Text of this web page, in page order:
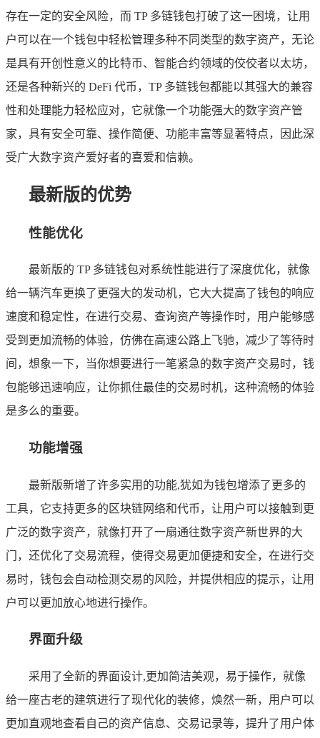
存在一定的安全风险，而 TP 多链钱包打破了这一困境，让用
户可以在一个钱包中轻松管理多种不同类型的数字资产，无论
是具有开创性意义的比特币、智能合约领域的佼佼者以太坊，
还是各种新兴的 DeFi 代币，TP 多链钱包都能以其强大的兼容
性和处理能力轻松应对，它就像一个功能强大的数字资产管
家，具有安全可靠、操作简便、功能丰富等显著特点，因此深
受广大数字资产爱好者的喜爱和信赖。
最新版的优势
性能优化
最新版的 TP 多链钱包对系统性能进行了深度优化，就像
给一辆汽车更换了更强大的发动机，它大大提高了钱包的响应
速度和稳定性，在进行交易、查询资产等操作时，用户能够感
受到更加流畅的体验，仿佛在高速公路上飞驰，减少了等待时
间，想象一下，当你想要进行一笔紧急的数字资产交易时，钱
包能够迅速响应，让你抓住最佳的交易时机，这种流畅的体验
是多么的重要。
功能增强
最新版新增了许多实用的功能,犹如为钱包增添了更多的
工具，它支持更多的区块链网络和代币，让用户可以接触到更
广泛的数字资产，就像打开了一扇通往数字资产新世界的大
门，还优化了交易流程，使得交易更加便捷和安全，在进行交
易时，钱包会自动检测交易的风险，并提供相应的提示，让用
户可以更加放心地进行操作。
界面升级
采用了全新的界面设计,更加简洁美观，易于操作，就像
给一座古老的建筑进行了现代化的装修，焕然一新，用户可以
更加直观地查看自己的资产信息、交易记录等，提升了用户体